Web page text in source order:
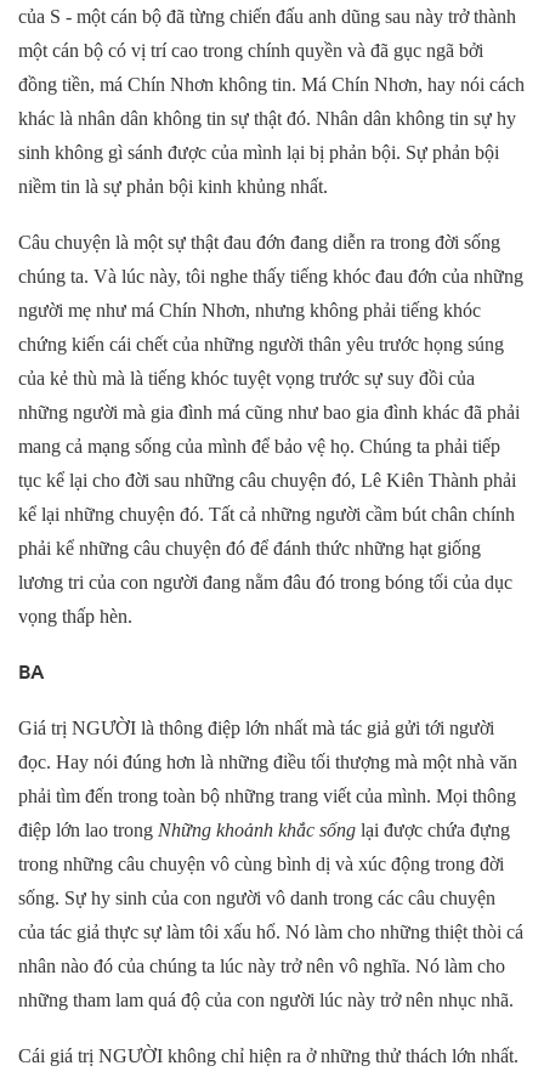
của S - một cán bộ đã từng chiến đấu anh dũng sau này trở thành
một cán bộ có vị trí cao trong chính quyền và đã gục ngã bởi
đồng tiền, má Chín Nhơn không tin. Má Chín Nhơn, hay nói cách
khác là nhân dân không tin sự thật đó. Nhân dân không tin sự hy
sinh không gì sánh được của mình lại bị phản bội. Sự phản bội
niềm tin là sự phản bội kinh khủng nhất.
Câu chuyện là một sự thật đau đớn đang diễn ra trong đời sống
chúng ta. Và lúc này, tôi nghe thấy tiếng khóc đau đớn của những
người mẹ như má Chín Nhơn, nhưng không phải tiếng khóc
chứng kiến cái chết của những người thân yêu trước họng súng
của kẻ thù mà là tiếng khóc tuyệt vọng trước sự suy đồi của
những người mà gia đình má cũng như bao gia đình khác đã phải
mang cả mạng sống của mình để bảo vệ họ. Chúng ta phải tiếp
tục kể lại cho đời sau những câu chuyện đó, Lê Kiên Thành phải
kể lại những chuyện đó. Tất cả những người cầm bút chân chính
phải kể những câu chuyện đó để đánh thức những hạt giống
lương tri của con người đang nằm đâu đó trong bóng tối của dục
vọng thấp hèn.
BA
Giá trị NGƯỜI là thông điệp lớn nhất mà tác giả gửi tới người
đọc. Hay nói đúng hơn là những điều tối thượng mà một nhà văn
phải tìm đến trong toàn bộ những trang viết của mình. Mọi thông
điệp lớn lao trong Những khoảnh khắc sống lại được chứa đựng
trong những câu chuyện vô cùng bình dị và xúc động trong đời
sống. Sự hy sinh của con người vô danh trong các câu chuyện
của tác giả thực sự làm tôi xấu hổ. Nó làm cho những thiệt thòi cá
nhân nào đó của chúng ta lúc này trở nên vô nghĩa. Nó làm cho
những tham lam quá độ của con người lúc này trở nên nhục nhã.
Cái giá trị NGƯỜI không chỉ hiện ra ở những thử thách lớn nhất.